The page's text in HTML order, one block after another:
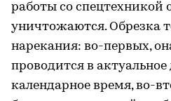
работы со спецтехникой
уничтожаются. Обрезка
нарекания: во-первых,
проводится в актуальное
календарное время, во-